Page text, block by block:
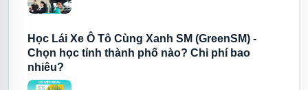
phát triển trong tương lai.
Lợi ích nhận được:
✅ Hỗ trợ học phí lên đến 6 triệu đồng
✅ Học tại trung tâm đào tạo uy tín
Học Lái Xe Ô Tô Cùng Xanh SM (GreenSM) -
Chọn học tỉnh thành phố nào? Chi phí bao
nhiêu?